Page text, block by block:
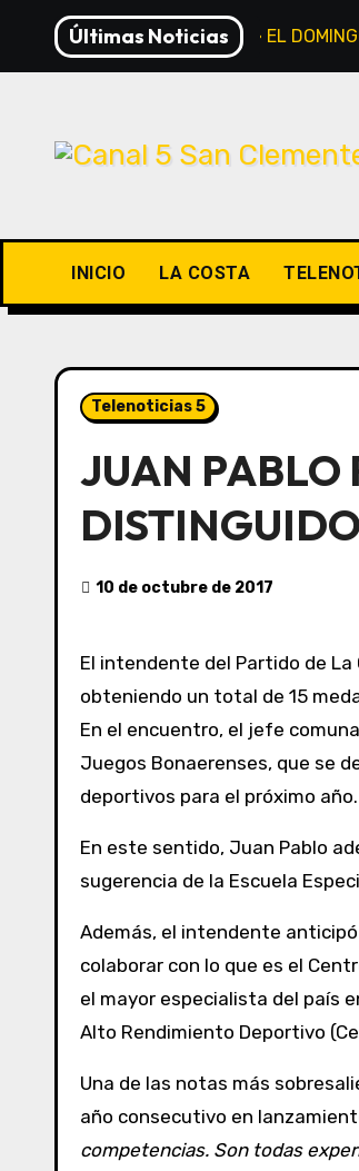
contenido
Últimas Noticias
«OLLA SOLIDARIA» EL
INICIO LA COSTA
Telenoticias 5
JUAN PABLO
10 de octubre de 2017
El intendente del Partido de
obteniendo un total de 15
En el encuentro, el jefe comunal dialogó con los deportistas, los felicitó y se interiorizó sobre las brillantes actuaciones que tuvieron en la final de los
Juegos Bonaerenses, que se
deportivos para el próximo año.
En este sentido, Juan Pablo
sugerencia de la Escuela
Además, el intendente
colaborar con lo que es el
el mayor especialista del país
Alto Rendimiento Deportivo
Una de las notas más
año consecutivo en
competencias. Son todas